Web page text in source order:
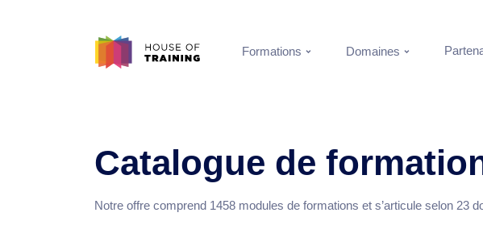
Formations Domaines
Catalogue de
Notre offre comprend 1458 modules de formations et s’articule selon 23